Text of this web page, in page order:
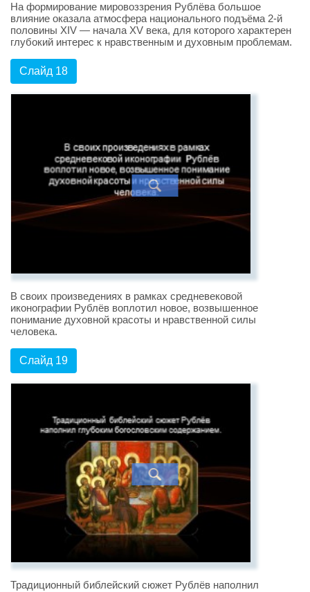
На формирование мировоззрения Рублёва большое
влияние оказала атмосфера национального подъёма 2-й
половины XIV — начала XV века, для которого характерен
глубокий интерес к нравственным и духовным проблемам.
Слайд 18
В своих произведениях в рамках средневековой
иконографии Рублёв воплотил новое, возвышенное
понимание духовной красоты и нравственной силы
человека.
Слайд 19
Традиционный библейский сюжет Рублёв наполнил